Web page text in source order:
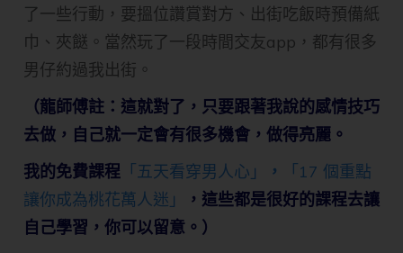
了一些行動，要搵位讚賞對方、出街吃飯時預備紙
巾、夾餸。當然玩了一段時間交友app，都有很多
男仔約過我出街。
（龍師傅註：這就對了，只要跟著我說的感情技巧
去做，自己就一定會有很多機會，做得亮麗。
我的免費課程 「五天看穿男人心」 ，
「17 個重點
讓你成為桃花萬人迷」
，這些都是很好的課程去讓
自己學習，你可以留意。 ）